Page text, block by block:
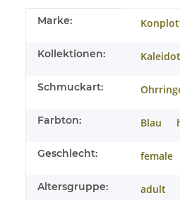
Produkteigenschaft
Wert
Marke:
Kollektionen:
Schmuckart:
Farbton: Blau
Geschlecht: female
Altersgruppe: adult